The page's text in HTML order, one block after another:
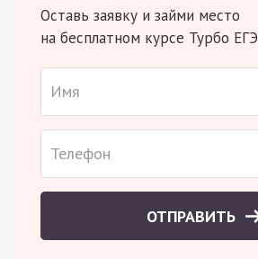
Оставь заявку и займи место
на бесплатном курсе Турбо ЕГЭ
ОТПРАВИТЬ